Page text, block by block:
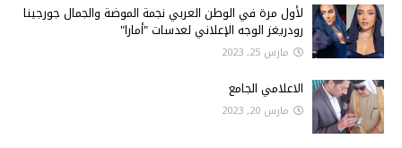
لأول مرة في الوطن العربي نجمة الموضة والجمال جورجينا
رودريغز الوجه الإعلاني لعدسات "أمارا"
مارس 25, 2023
الاعلامي الجامع
مارس 20, 2023